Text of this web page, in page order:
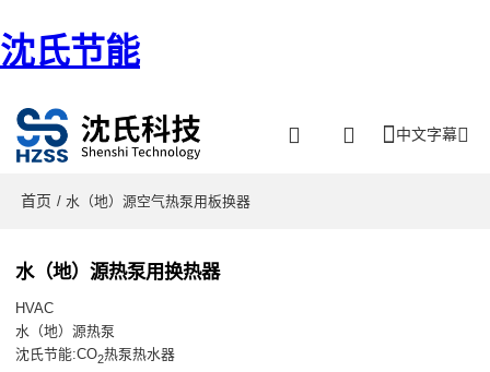
沈氏节能
中文字幕
首页 / 水（地）源空气热泵用板换器
水（地）源热泵用换热器
HVAC
水（地）源热泵
沈氏节能:CO2热泵热水器